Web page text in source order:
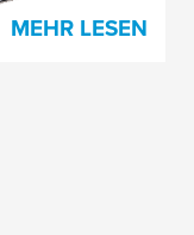
MEHR LESEN